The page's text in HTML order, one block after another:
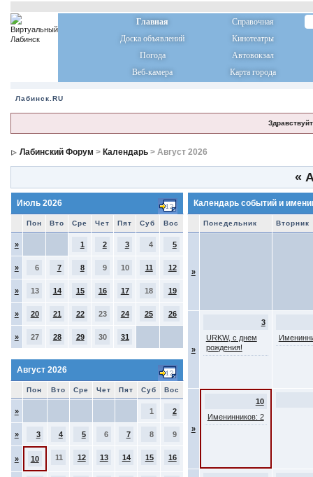
Главная
Справочная
Доска объявлений
Кинотеатры
Погода
Автовокзал
Веб-камера
Карта города
Лабинск.RU
Лабинский Форум > Календарь> Август 2026
«
Июль 2026
Пон Вто Сре Чет Пят Суб Вос
» 1 2 3 4 5
» 6 7 8 9 10 11 12
» 13 14 15 16 17 18 19
» 20 21 22 23 24 25 26
» 27 28 29 30 31
Август 2026
Пон Вто Сре Чет Пят Суб Вос
» 1 2
» 3 4 5 6 7 8 9
» 10 11 12 13 14 15 16
Календарь событий и
Понедельник Вторник
»
»
3
URKW, с днем
рождения!
»
10
Именинников: 2